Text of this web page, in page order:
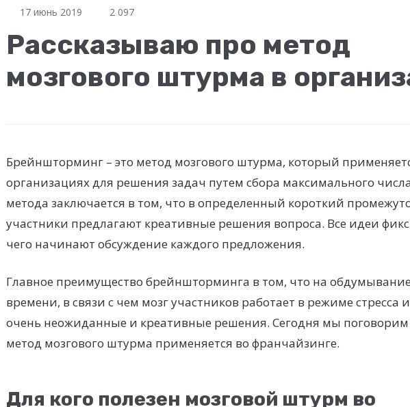
17 июнь 2019 2 097
Рассказываю про метод
мозгового штурма в
Брейншторминг – это метод мозгового штурма, который
организациях для решения задач путем сбора максимального
метода заключается в том, что в определенный короткий
участники предлагают креативные решения вопроса. Все идеи
чего начинают обсуждение каждого предложения.
Главное преимущество брейншторминга в том, что на
времени, в связи с чем мозг участников работает в режиме стресса
очень неожиданные и креативные решения. Сегодня мы поговорим
метод мозгового штурма применяется во франчайзинге.
Для кого полезен мозговой штурм во